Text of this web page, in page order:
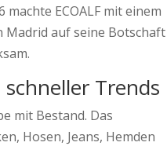
ECOALF mit einem
Madrid auf seine Botschaft
Trends
mit Bestand. Das
Hosen, Jeans, Hemden